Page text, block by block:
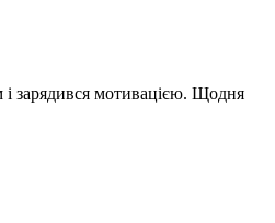
зарядився мотивацією. Щодня